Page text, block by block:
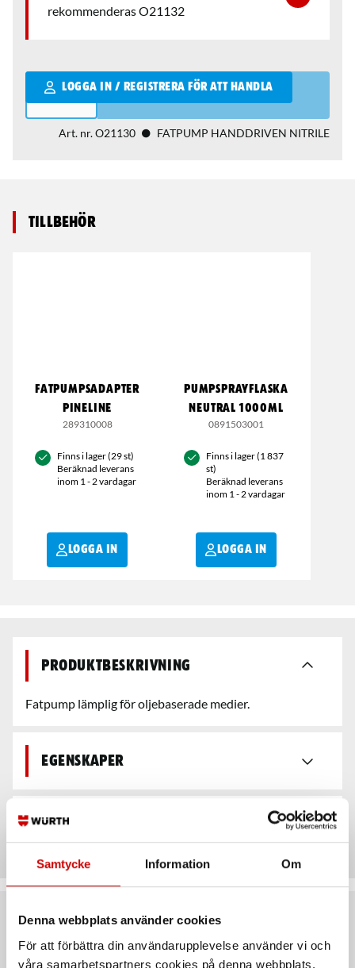
Samtycke Information Om
Denna webbplats använder cookies
För att förbättra din användarupplevelse använder vi och
våra samarbetspartners cookies på denna webbplats.
rekommenderas O21132
LOGGA IN / REGISTRERA FÖR ATT HANDLA
Qantity
Art. nr.O21130 FATPUMP HANDDRIVEN NITRILE
Tillbehör
FATPUMPSADAPTER
PINELINE
289310008
Finns i lager (29 st)
Beräknad leverans
inom 1 - 2 vardagar
LOGGA IN
PUMPSPRAYFLASKA
NEUTRAL 1000ML
0891503001
Finns i lager (1 837
st)
Beräknad leverans
inom 1 - 2 vardagar
LOGGA IN
Produktbeskrivning
Fatpump lämplig för oljebaserade medier.
Egenskaper
Teknisk data
Rekommenderat baserat på vald produkt